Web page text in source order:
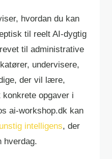
hvordan du kan
til reelt AI-dygtig
til administrative
undervisere,
der vil lære,
opgaver i
ai-workshop.dk kan
intelligens, der
hverdag.